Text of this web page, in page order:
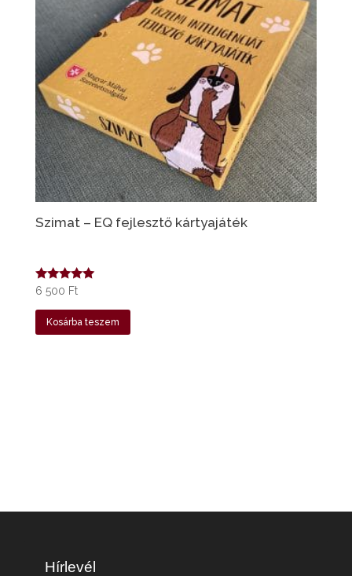
Szimat – EQ fejlesztő kártyajáték
Értékelés:
/ 5
6 500 Ft
Kosárba teszem
Hírlevél